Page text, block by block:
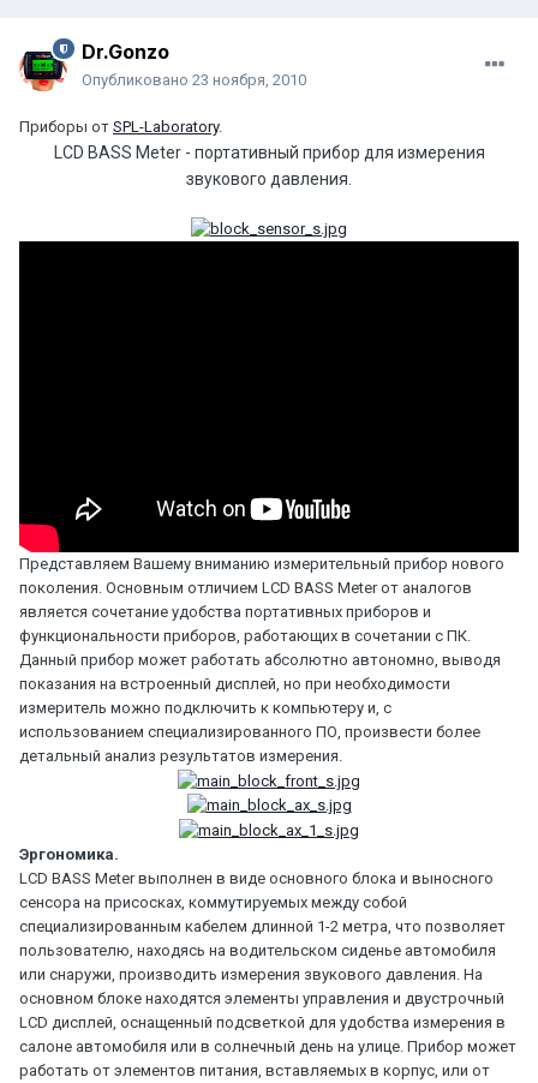
Dr.Gonzo
Опубликовано 23 ноября, 2010
Приборы от SPL-Laboratory.
LCD BASS Meter- портативный прибор для измерения
звукового давления.
Представляем Вашему вниманию измерительный прибор нового
поколения. Основным отличием LCD BASS Meter от аналогов
является сочетание удобства портативных приборов и
функциональности приборов, работающих в сочетании с ПК.
Данный прибор может работать абсолютно автономно, выводя
показания на встроенный дисплей, но при необходимости
измеритель можно подключить к компьютеру и, с
использованием специализированного ПО, произвести более
детальный анализ результатов измерения.
Эргономика.
LCD BASS Meter выполнен в виде основного блока и выносного
сенсора на присосках, коммутируемых между собой
специализированным кабелем длинной 1-2 метра, что позволяет
пользователю, находясь на водительском сиденье автомобиля
или снаружи, производить измерения звукового давления. На
основном блоке находятся элементы управления и двустрочный
LCD дисплей, оснащенный подсветкой для удобства измерения в
салоне автомобиля или в солнечный день на улице. Прибор может
работать от элементов питания, вставляемых в корпус, или от